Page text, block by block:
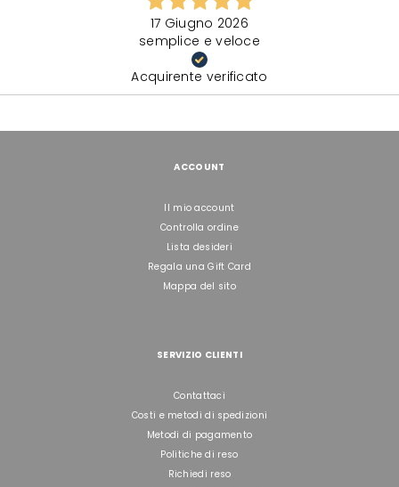
17 Giugno 2026
semplice e veloce
Acquirente verificato
ACCOUNT
Il mio account
Controlla ordine
Lista desideri
Regala una Gift Card
Mappa del sito
SERVIZIO CLIENTI
Contattaci
Costi e metodi di spedizioni
Metodi di pagamento
Politiche di reso
Richiedi reso